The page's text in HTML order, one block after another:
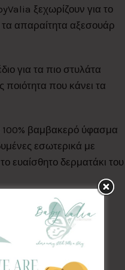
ξεχωρίζουν για το
απαραίτητα αξεσουάρ
για τα πιο στυλάτα
που κάνει τα
100% βαμβακερό ύφασμα
εσωτερικά με
ευαίσθητο δερματάκι του
τοποθέτηση &
σειράς και